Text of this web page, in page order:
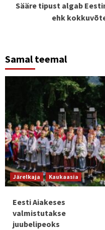
Sääre tipust algab
ehk
Samal teemal
Järelkaja Kaukaasia
Eesti Aiakeses
valmistutakse
juubelipeoks